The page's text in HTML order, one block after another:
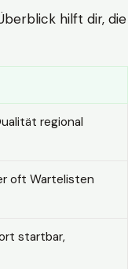
hilft dir, die
regional
oft Wartelisten
startbar,